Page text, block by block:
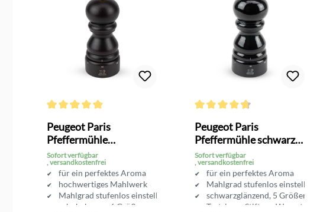
Peugeot Paris
Pfeffermühle
Schokolade
Sofort verfügbar
, versandkostenfrei
für ein perfektes Aroma
hochwertiges Mahlwerk
Mahlgrad stufenlos einstellbar
schokobraun, 6 Größen
Peugeot Paris
Pfeffermühle schwarz
glänzend
Sofort verfügbar
, versandkostenfrei
für ein perfektes Aroma
Mahlgrad stufenlos einstellbar
schwarzglänzend, 5 Größen
Testsieger Stiftung Warentest 01/16